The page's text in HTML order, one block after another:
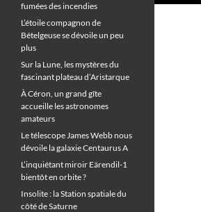
fumées des incendies
L’étoile compagnon de
Bételgeuse se dévoile un peu
plus
Sur la Lune, les mystères du
fascinant plateau d’Aristarque
À Céron, un grand gîte
accueille les astronomes
amateurs
Le télescope James Webb nous
dévoile la galaxie Centaurus A
L’inquiétant miroir Eärendil-1
bientôt en orbite ?
Insolite : la Station spatiale du
côté de Saturne